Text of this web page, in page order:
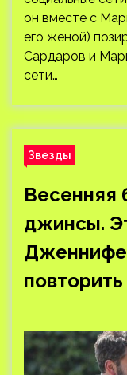
он вместе с
его женой)
Сардаров и
сети…
Звезды
Весенняя
джинсы.